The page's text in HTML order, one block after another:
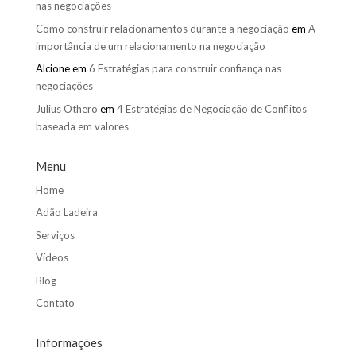
nas negociações
Como construir relacionamentos durante a negociação em A
importância de um relacionamento na negociação
Alcioneem 6 Estratégias para construir confiança nas
negociações
Julius Othero em 4 Estratégias de Negociação de Conflitos
baseada em valores
Menu
Home
Adão Ladeira
Serviços
Vídeos
Blog
Contato
Informações